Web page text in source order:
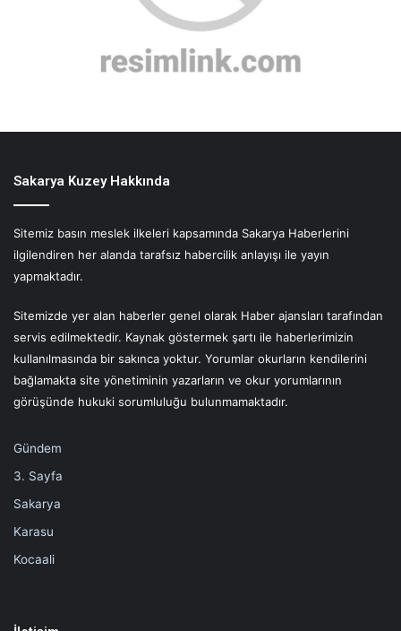
Sakarya Kuzey Hakkında
Sitemiz basın meslek ilkeleri kapsamında Sakarya Haberlerini
ilgilendiren her alanda tarafsız habercilik anlayışı ile yayın
yapmaktadır.
Sitemizde yer alan haberler genel olarak Haber ajansları tarafından
servis edilmektedir. Kaynak göstermek şartı ile haberlerimizin
kullanılmasında bir sakınca yoktur. Yorumlar okurların kendilerini
bağlamakta site yönetiminin yazarların ve okur yorumlarının
görüşünde hukuki sorumluluğu bulunmamaktadır.
Gündem
3. Sayfa
Sakarya
Karasu
Kocaali